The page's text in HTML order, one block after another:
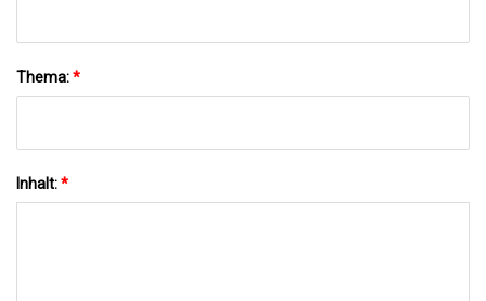
Thema:*
Inhalt:*